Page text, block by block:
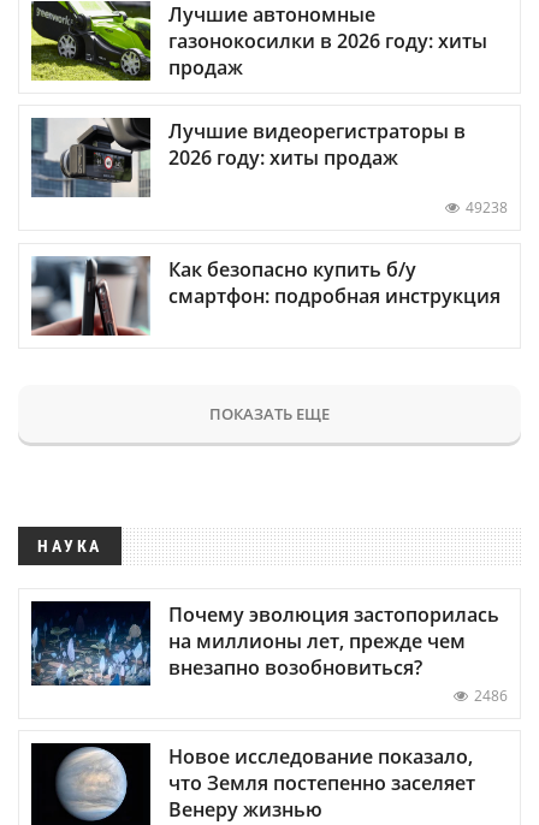
Лучшие автономные
газонокосилки в 2026 году: хиты
продаж
Лучшие видеорегистраторы в
2026 году: хиты продаж
49238
Как безопасно купить б/у
смартфон: подробная инструкция
ПОКАЗАТЬ ЕЩЕ
НАУКА
Почему эволюция застопорилась
на миллионы лет, прежде чем
внезапно возобновиться?
2486
Новое исследование показало,
что Земля постепенно заселяет
Венеру жизнью